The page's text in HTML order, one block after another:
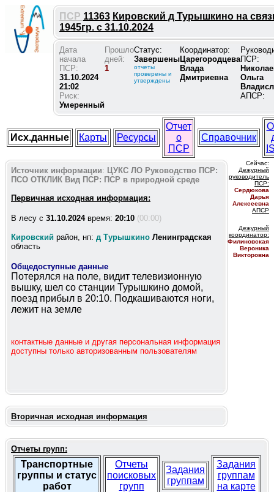
ПСР 11363 Кировский д Турышкино на
1945гр. с 31.10.2024
Дата
начала
ПСР:
31.10.2024
21:02
Риск:
Умеренный
Прошло
дней:
1
Статус:
Завершены
отчеты
проверены и
утверждены
Координатор:
Царегородцева
Влада
Дмитриевна
ПСР:
Ольга
АПСР:
Исх.данные Карты Ресурсы
Отчет
о
ПСР
Справочник
Источник информации: ЦУКС ЛО Руководство ПСР:
ПСО ОТКЛИК Вид ПСР: ПСР в природной среде
Первичная исходная информация:
В лесу c 31.10.2024время: 20:10 (00:00)
Кировский район, нп: д Турышкино Ленинградская
область
Общедоступные данные
Потерялся на поле, видит телевизионную
вышку, шел со станции Турышкино домой,
поезд прибыл в 20:10. Подкашиваются ноги,
лежит на земле
контактные данные и другая персональная информация
доступны только авторизованным пользователям
Сейчас:
Дежурный
руководитель
ПСР:
Сердюкова
Дарья
Алексеевна
АПСР
Дежурный
координатор:
Филиновская
Вероника
Викторовна
Вторичная исходная информация
Отчеты групп:
Транспортные
группы и статус
работ
Отчеты
поисковых
групп
Задания
группам
Задания
группам
на карте